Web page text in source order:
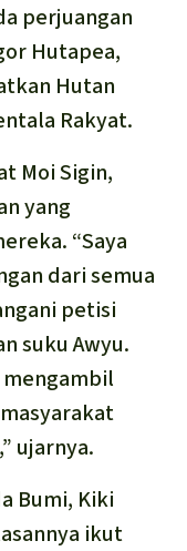
perjuangan
Hutapea,
Hutan
Rakyat.
Moi Sigin,
yang
“Saya
dari semua
petisi
suku Awyu.
mengambil
ujarnya.
Bumi, Kiki
ikut